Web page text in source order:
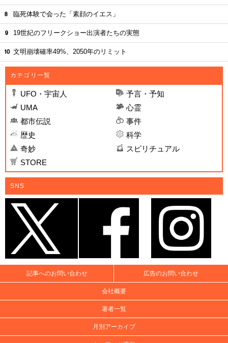
臨死体験で会った「素顔のイエス」
19世紀のフリークショー出演者たちの実態
文明崩壊確率49%、2050年のリミット
カテゴリ一覧
UFO・宇宙人
予言・予知
UMA
心霊
都市伝説
事件
歴史
科学
奇妙
スピリチュアル
STORE
SNS
記事へのお問い合わせ 広告のお問い合わせ
会社概要
著者一覧
月別アーカイブ